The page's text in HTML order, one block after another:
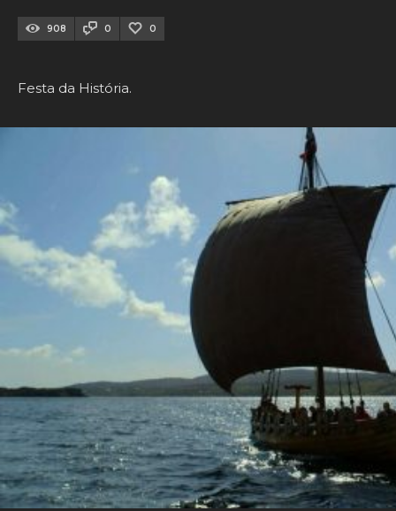
908 0 0
Festa da História.